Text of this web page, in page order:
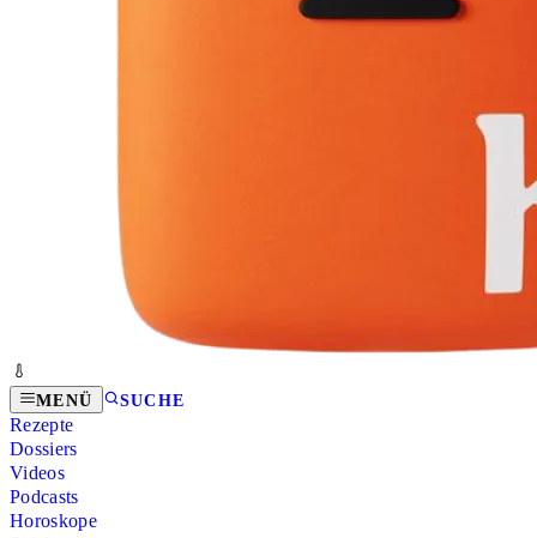
MENÜ SUCHE
Rezepte
Dossiers
Videos
Podcasts
Horoskope